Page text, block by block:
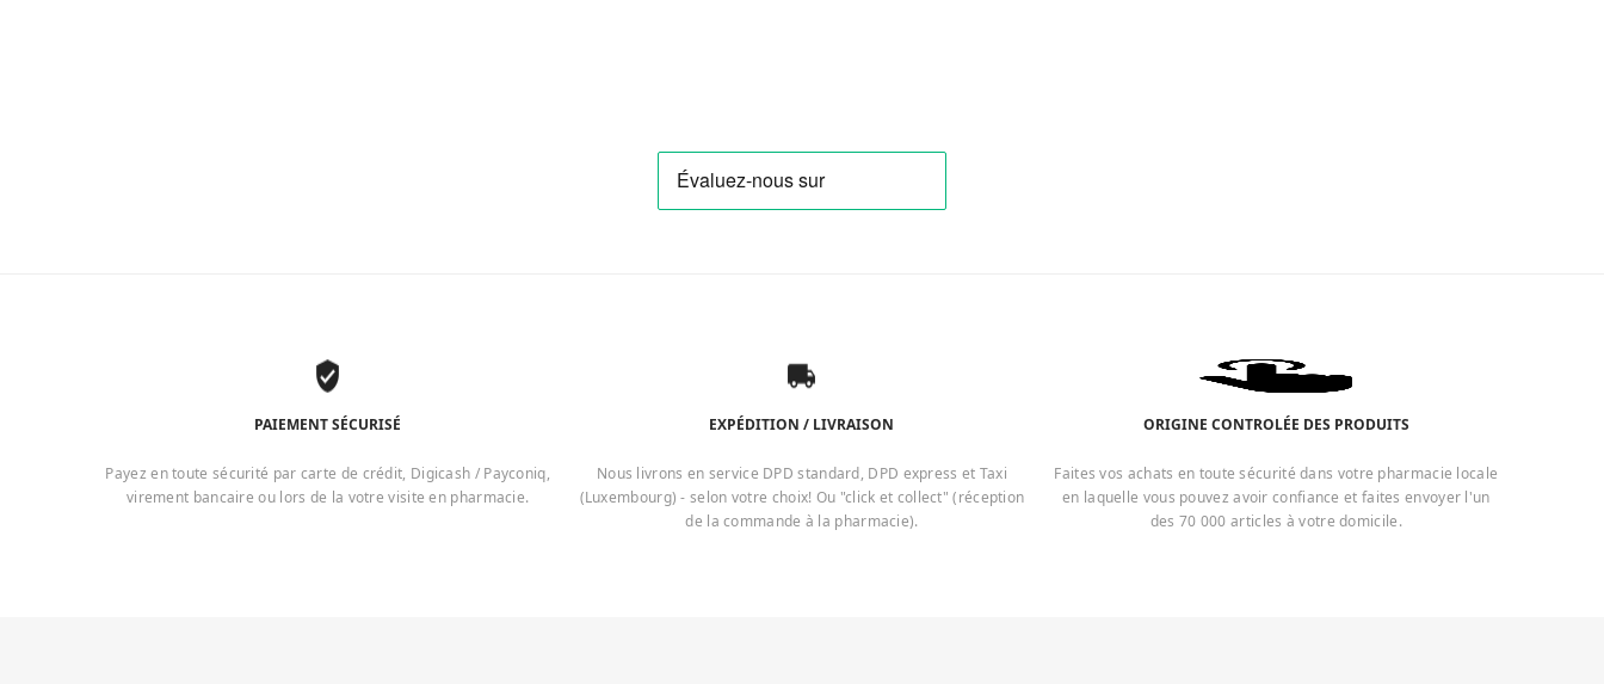
PAIEMENT SÉCURISÉ
Payez en toute sécurité par carte de crédit, Digicash / Payconiq,
virement bancaire ou lors de la votre visite en pharmacie.
EXPÉDITION / LIVRAISON
Nous livrons en service DPD standard, DPD express et Taxi
(Luxembourg) - selon votre choix! Ou "click et collect" (réception
de la commande à la pharmacie).
ORIGINE CONTROLÉE DES PRODUITS
Faites vos achats en toute sécurité dans votre pharmacie locale
en laquelle vous pouvez avoir confiance et faites envoyer l'un
des 70 000 articles à votre domicile.